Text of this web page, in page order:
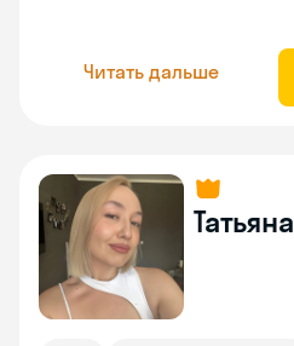
Читать дальше
Татьяна